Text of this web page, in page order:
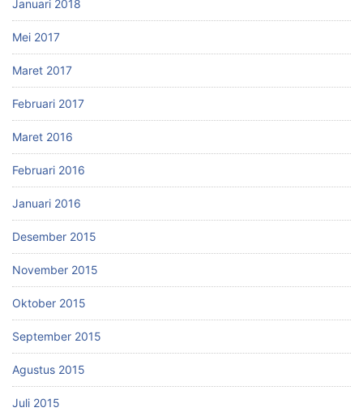
Januari 2018
Mei 2017
Maret 2017
Februari 2017
Maret 2016
Februari 2016
Januari 2016
Desember 2015
November 2015
Oktober 2015
September 2015
Agustus 2015
Juli 2015